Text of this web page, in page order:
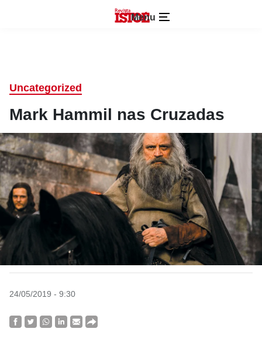
Menu
Uncategorized
Mark Hammil nas Cruzadas
24/05/2019 - 9:30